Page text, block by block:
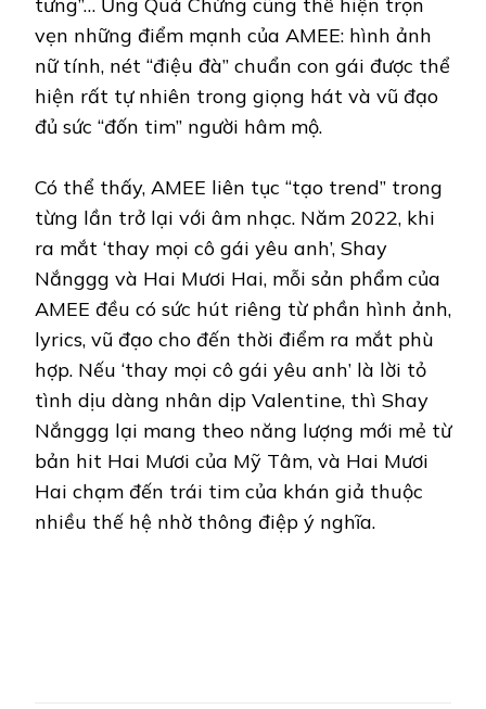
vẹn những điểm mạnh của AMEE: hình ảnh
nữ tính, nét “điệu đà” chuẩn con gái được thể
hiện rất tự nhiên trong giọng hát và vũ đạo
đủ sức “đốn tim” người hâm mộ.
Có thể thấy, AMEE liên tục “tạo trend” trong
từng lần trở lại với âm nhạc. Năm 2022, khi
ra mắt ‘thay mọi cô gái yêu anh’, Shay
Nắnggg và Hai Mươi Hai, mỗi sản phẩm của
AMEE đều có sức hút riêng từ phần hình ảnh,
lyrics, vũ đạo cho đến thời điểm ra mắt phù
hợp. Nếu ‘thay mọi cô gái yêu anh’ là lời tỏ
tình dịu dàng nhân dịp Valentine, thì Shay
Nắnggg lại mang theo năng lượng mới mẻ từ
bản hit Hai Mươi của Mỹ Tâm, và Hai Mươi
Hai chạm đến trái tim của khán giả thuộc
nhiều thế hệ nhờ thông điệp ý nghĩa.